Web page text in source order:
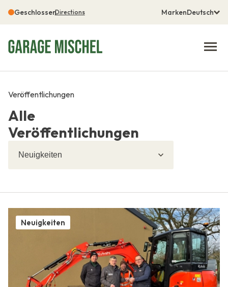
GeschlossenDirections MarkenDeutsch
Stellenangebote
Garantieanspruch
Betriebserlaubnis
Datenschutzrichtlinie
Veröffentlichungen
Alle
Veröffentlichungen
nach
Neuigkeiten